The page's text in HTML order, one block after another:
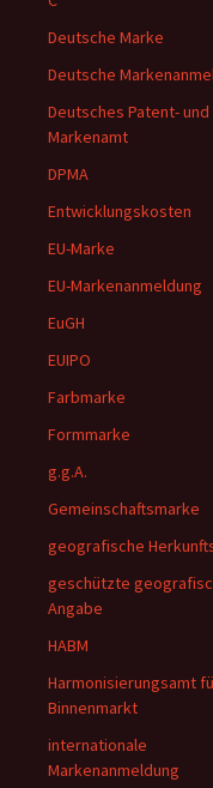
Deutsche Marke
Deutsche
Deutsches Patent- und
Markenamt
DPMA
Entwicklungskosten
EU-Marke
EU-Markenanmeldung
EuGH
EUIPO
Farbmarke
Formmarke
g.g.A.
Gemeinschaftsmarke
geografische
geschützte
Angabe
HABM
Harmonisierungsamt
Binnenmarkt
internationale
Markenanmeldung